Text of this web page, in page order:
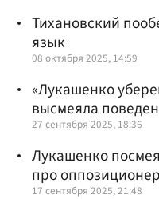
Тихановский
язык
08 октября 2025, 14:59
«Лукашенко
высмеяла
27 сентября 2025, 18:36
Лукашенко
про
17 сентября 2025, 21:48